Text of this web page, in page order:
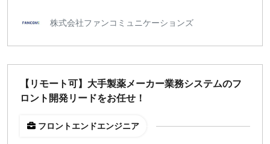
株式会社ファンコミュニケーションズ
【リモート可】大手製薬メーカー業務システムのフ
ロント開発リードをお任せ！
フロントエンドエンジニア